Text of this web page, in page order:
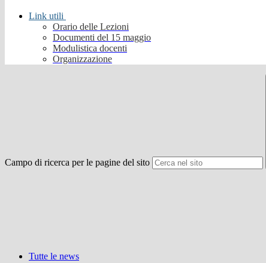
Link utili
Orario delle Lezioni
Documenti del 15 maggio
Modulistica docenti
Organizzazione
Campo di ricerca per le pagine del sito
Tutte le news